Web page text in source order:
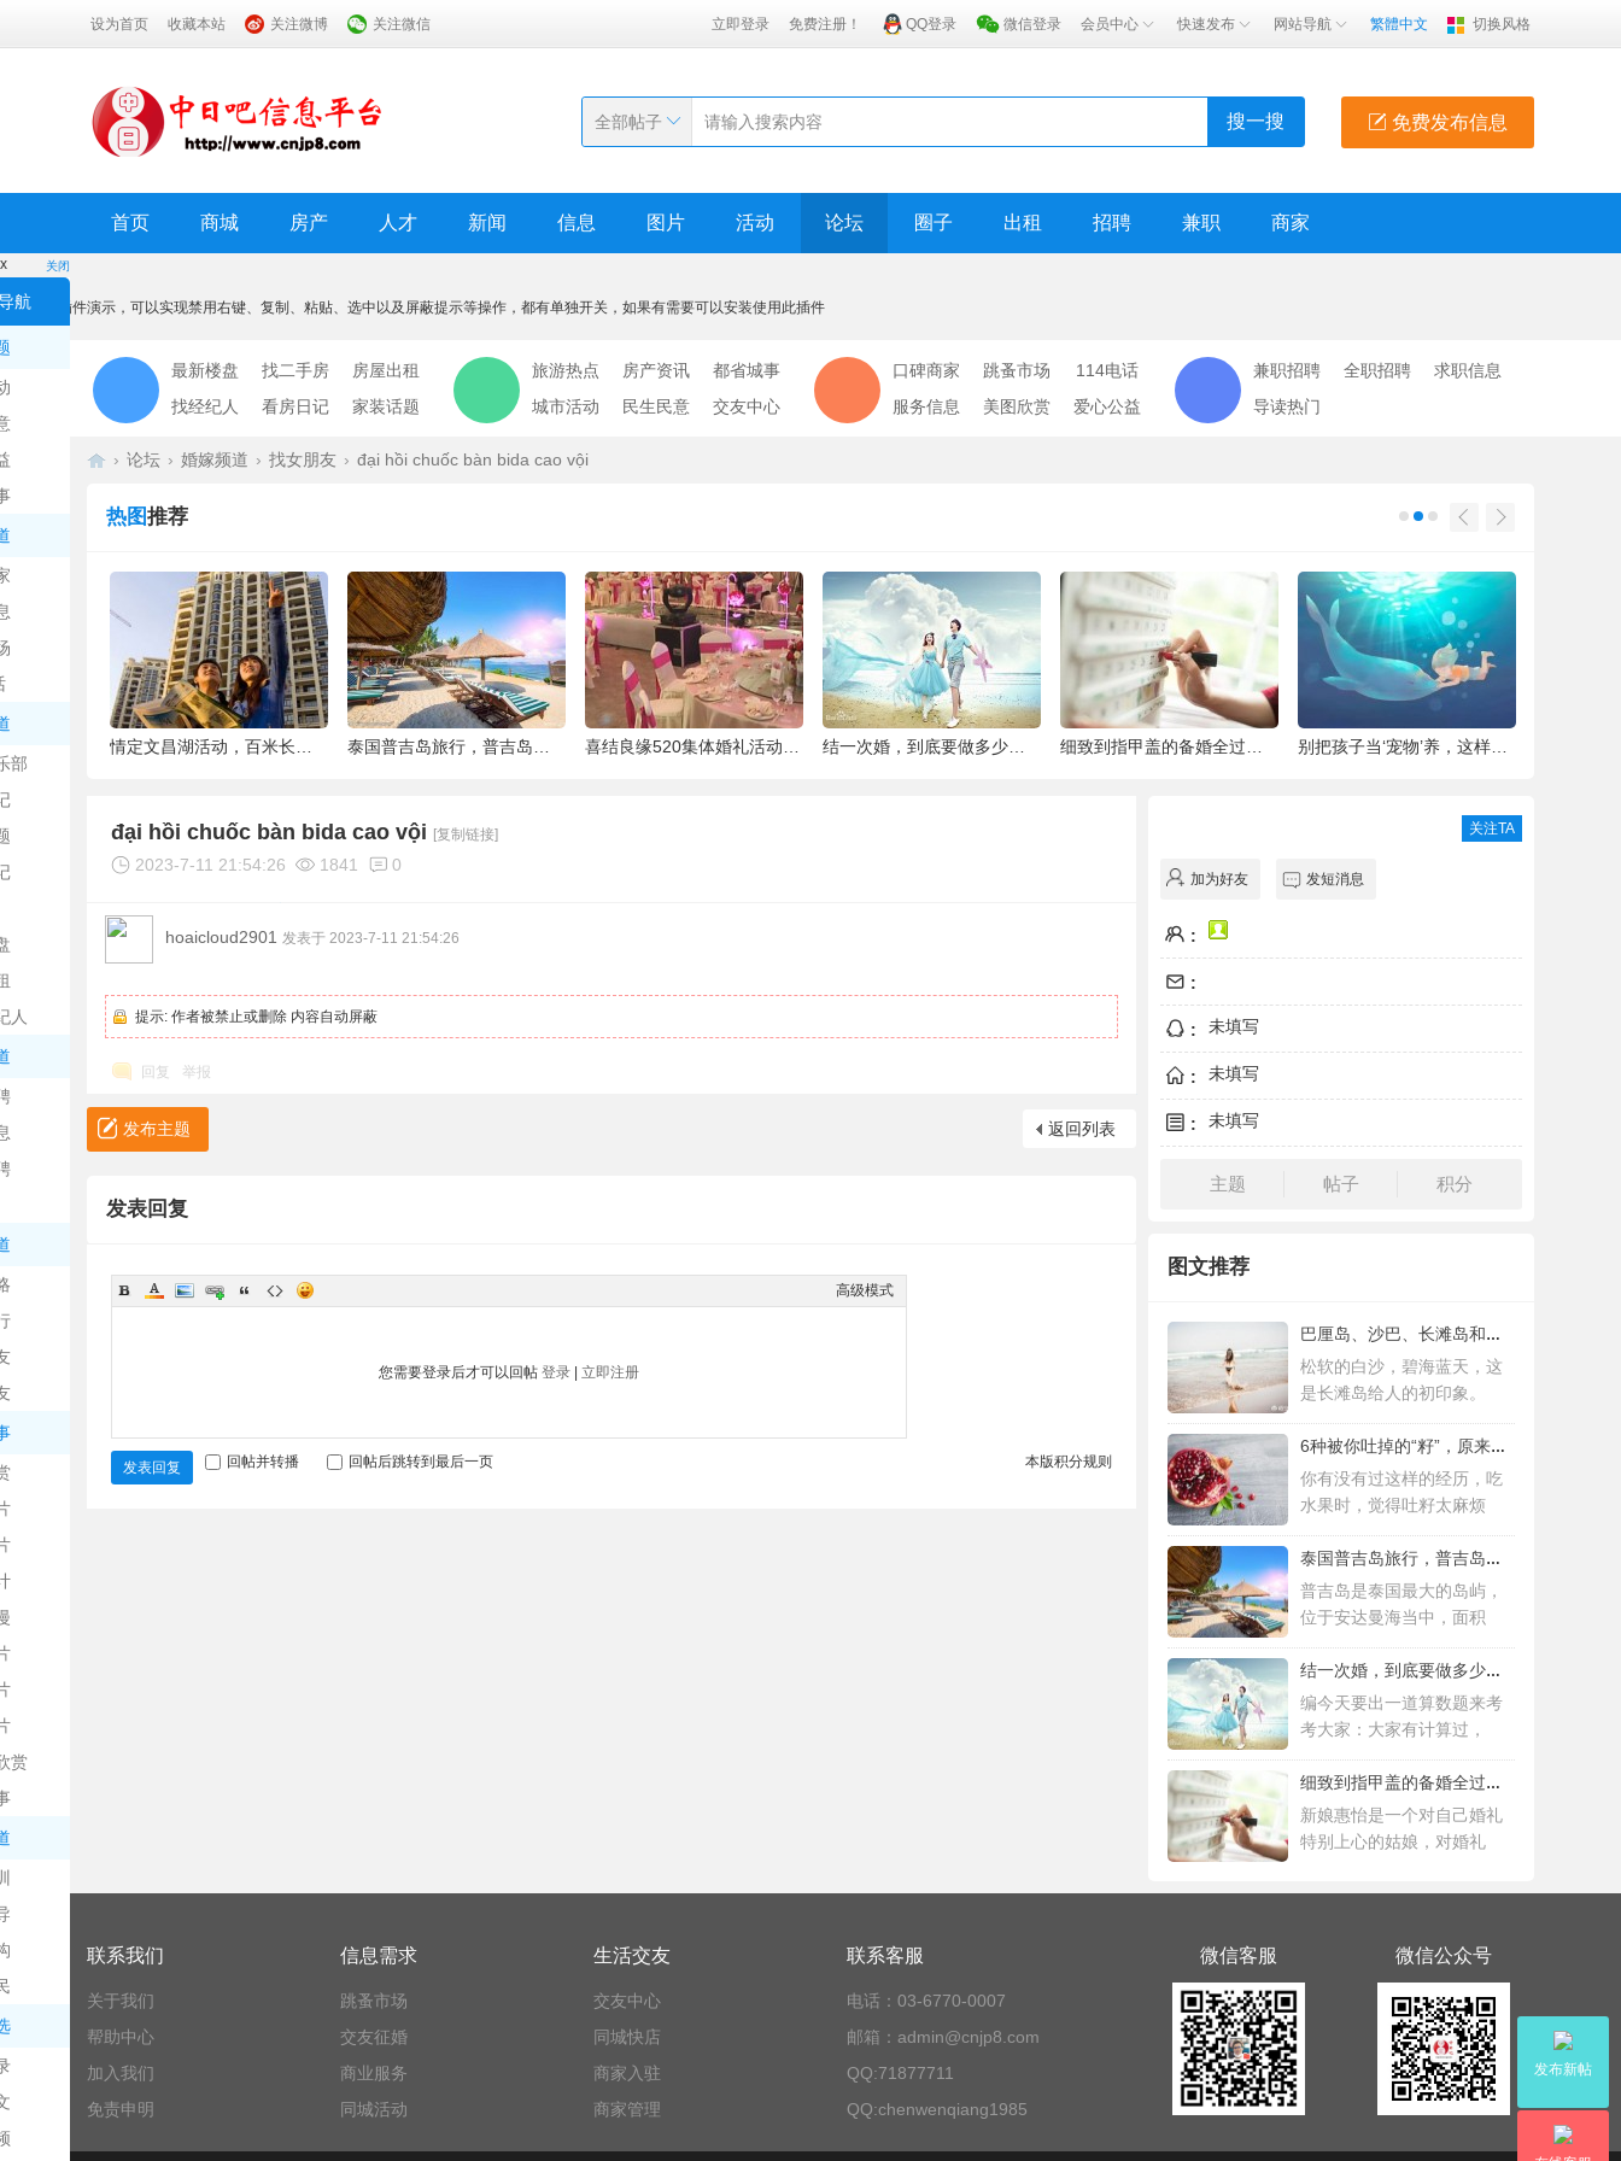
设为首页 收藏本站 关注微博 关注微信 立即登录 免费注册！ QQ登录 微信登录 会员中心 快速发布 网站导航 繁體中文 切换风格
免费发布信息
全部帖子 搜一搜
首页 商城 房产 人才 新闻 信息 图片 活动 论坛 圈子 出租 招聘 兼职 商家
关闭
航
部
人
赏
x
本功能为插件演示，可以实现禁用右键、复制、粘贴、选中以及屏蔽提示等操作，都有单独开关，如果有需要可以安装使用此插件
我知道了
最新楼盘 找二手房
房屋出租
找经纪人
看房日记 家装话题
旅游热点 房产资讯
都省城事
城市活动
民生民意 交友中心
口碑商家 跳蚤市场
114电话
服务信息
美图欣赏 爱心公益
兼职招聘 全职招聘
求职信息
导读热门
台
› 论坛 › 婚嫁频道 › 找女朋友 › đại hồi chuốc bàn bida cao vội
热图推荐
情定文昌湖活动，百米长卷现场绘画、万人签 泰国普吉岛旅行，普吉岛是泰国最大的岛屿 喜结良缘520集体婚礼活动-喜来缘大酒店[合 结一次婚，到底要做多少件准备工作 |备婚清 细致到指甲盖的备婚全过程，这位“挑剔”新 别把孩子当‘宠物’养，这样会毁掉Ta一生！
đại hồi chuốc bàn bida cao vội [复制链接]
2023-7-11 21:54:26 1841 0
hoaicloud2901 发表于 2023-7-11 21:54:26
提示: 作者被禁止或删除 内容自动屏蔽
回复 举报
返回列表
发布主题
发表回复
高级模式
您需要登录后才可以回帖 登录 立即注册
本版积分规则
发表回复 回帖并转播 回帖后跳转到最后一页
关注TA
加为好友 发短消息
:
:
: 未填写
: 未填写
: 未填写
主题 帖子 积分
图文推荐
巴厘岛、沙巴、长滩岛和普吉岛，哪个更值得
松软的白沙，碧海蓝天，这
是长滩岛给人的初印象。
6种被你吐掉的“籽”，原来是果蔬界的营养
你有没有过这样的经历，吃
水果时，觉得吐籽太麻烦
泰国普吉岛旅行，普吉岛是泰国最大的岛屿
普吉岛是泰国最大的岛屿，
位于安达曼海当中，面积
结一次婚，到底要做多少件准备工作 |备婚清
编今天要出一道算数题来考
考大家：大家有计算过，
细致到指甲盖的备婚全过程，这位“挑剔”新
新娘惠怡是一个对自己婚礼
特别上心的姑娘，对婚礼
发布新帖
联系我们
关于我们
帮助中心
加入我们
免责申明
信息需求
跳蚤市场
交友征婚
商业服务
同城活动
生活交友
交友中心
同城快店
商家入驻
商家管理
联系客服
电话：03-6770-0007
邮箱：admin@cnjp8.com
QQ:71877711
QQ:chenwenqiang1985
微信客服 微信公众号